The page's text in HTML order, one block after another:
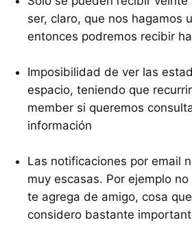
ser, claro, que nos hagamos
entonces podremos recibir
Imposibilidad de ver las
espacio, teniendo que
member si queremos
información
Las notificaciones por email
muy escasas. Por ejemplo
te agrega de amigo, cosa
considero bastante